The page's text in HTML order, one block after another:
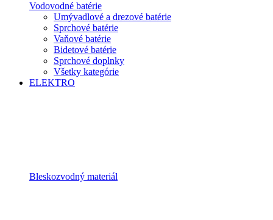
Vodovodné batérie
Umývadlové a drezové batérie
Sprchové batérie
Vaňové batérie
Bidetové batérie
Sprchové doplnky
Všetky kategórie
ELEKTRO
Bleskozvodný materiál